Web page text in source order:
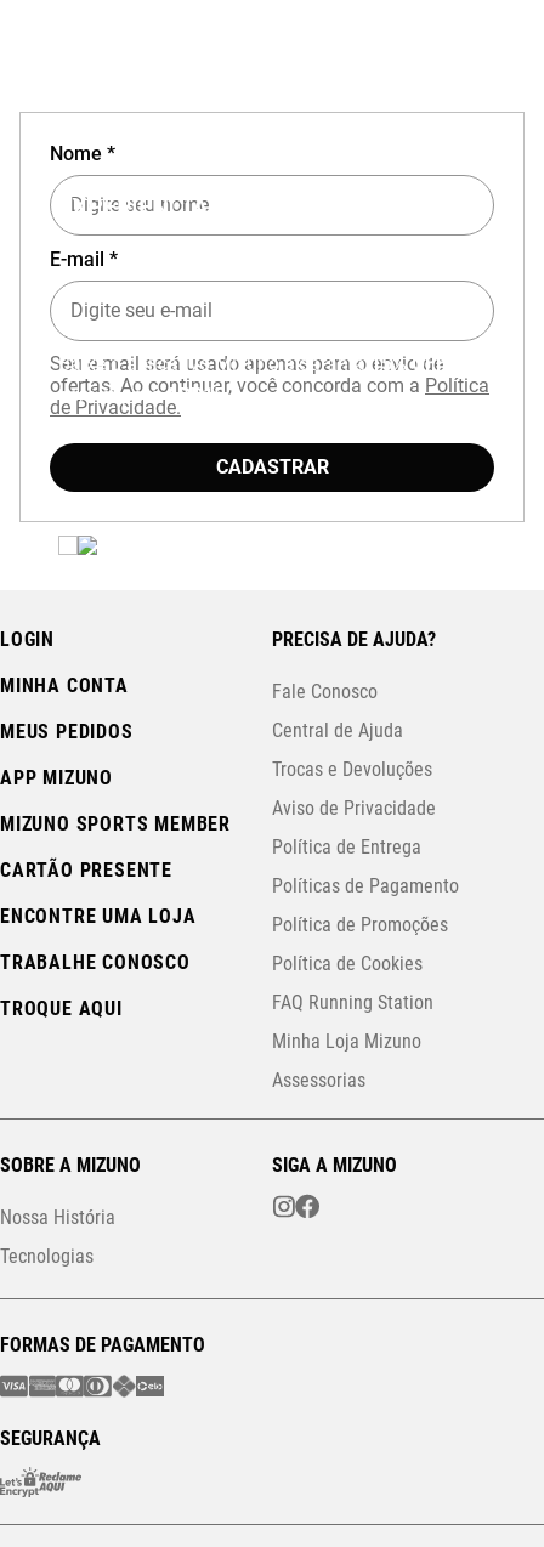
EXPERIÊNCIA MIZUNO NO APP
Baixe o aplicativo Mizuno e garanta 15% OFF
com cupomAPP15.
Nome *
E-mail *
Seu e-mail será usado apenas para o envio de
ofertas. Ao continuar, você concorda com a Política
de Privacidade.
CADASTRAR
LOGIN
MINHA CONTA
MEUS PEDIDOS
APP MIZUNO
MIZUNO SPORTS MEMBER
CARTÃO PRESENTE
ENCONTRE UMA LOJA
TRABALHE CONOSCO
TROQUE AQUI
PRECISA DE AJUDA?
Fale Conosco
Central de Ajuda
Trocas e Devoluções
Aviso de Privacidade
Política de Entrega
Políticas de Pagamento
Política de Promoções
Política de Cookies
FAQ Running Station
Minha Loja Mizuno
Assessorias
SOBRE A MIZUNO
Nossa História
Tecnologias
SIGA A MIZUNO
FORMAS DE PAGAMENTO
SEGURANÇA